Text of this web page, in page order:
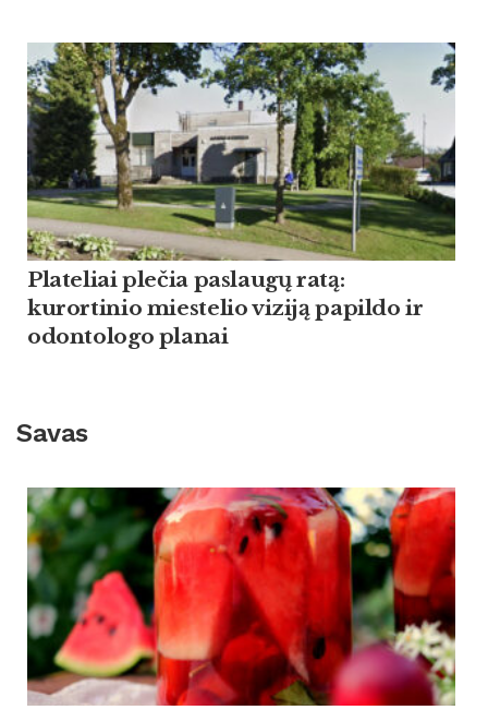
Plateliai plečia paslaugų ratą:
kurortinio miestelio viziją papildo ir
odontologo planai
Savas